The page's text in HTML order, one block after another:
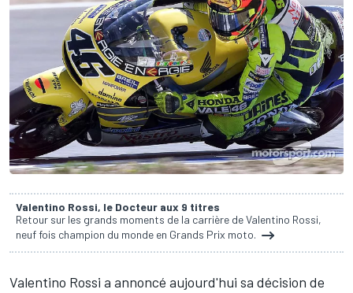
Valentino Rossi, le Docteur aux 9 titres
Retour sur les grands moments de la carrière de Valentino Rossi,
neuf fois champion du monde en Grands Prix moto.
Valentino Rossi a annoncé aujourd'hui sa décision de